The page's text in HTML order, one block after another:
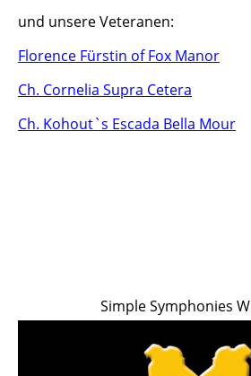
und unsere Veteranen:
Florence Fürstin of Fox Manor
Ch. Cornelia Supra Cetera
Ch. Kohout`s Escada Bella Mour
Simple Symphonies